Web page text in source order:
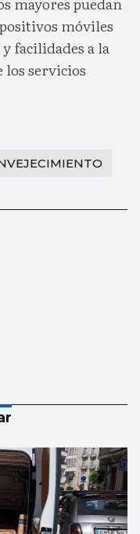
móviles
facilidades a la
los servicios